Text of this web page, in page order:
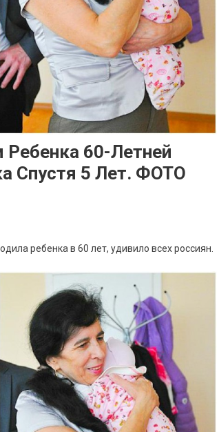
60-Летней
Спустя 5 Лет. ФОТО
ребенка в 60 лет, удивило всех россиян.